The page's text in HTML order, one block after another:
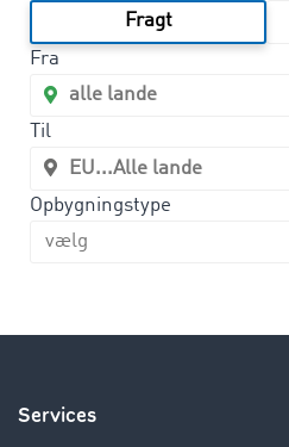
Fragt
Fra
Til
Opbygningstype
Services